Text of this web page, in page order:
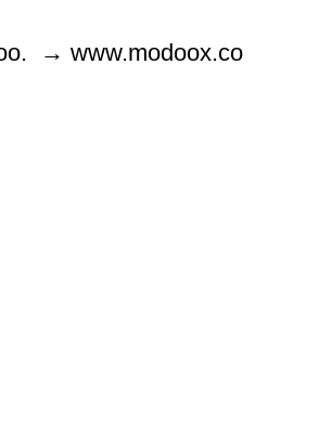
→ www.modoox.co